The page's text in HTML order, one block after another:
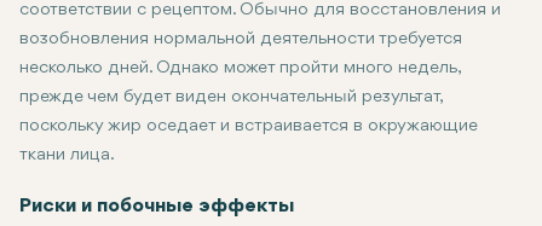
соответствии с рецептом. Обычно для восстановления и
возобновления нормальной деятельности требуется
несколько дней. Однако может пройти много недель,
прежде чем будет виден окончательный результат,
поскольку жир оседает и встраивается в окружающие
ткани лица.
Риски и побочные эффекты